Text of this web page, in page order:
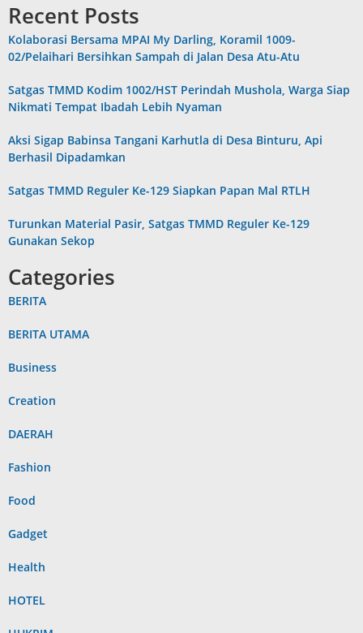
Recent Posts
Kolaborasi Bersama MPAI My Darling, Koramil 1009-
02/Pelaihari Bersihkan Sampah di Jalan Desa Atu-Atu
Satgas TMMD Kodim 1002/HST Perindah Mushola, Warga Siap
Nikmati Tempat Ibadah Lebih Nyaman
Aksi Sigap Babinsa Tangani Karhutla di Desa Binturu, Api
Berhasil Dipadamkan
Satgas TMMD Reguler Ke-129 Siapkan Papan Mal RTLH
Turunkan Material Pasir, Satgas TMMD Reguler Ke-129
Gunakan Sekop
Categories
BERITA
BERITA UTAMA
Business
Creation
DAERAH
Fashion
Food
Gadget
Health
HOTEL